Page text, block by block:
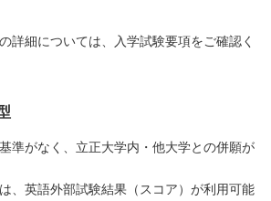
詳細については、入学試験要項をご確認く
準がなく、立正大学内・他大学との併願が
、英語外部試験結果（スコア）が利用可能